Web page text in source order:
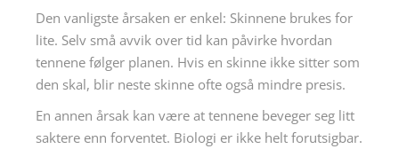
Den vanligste årsaken er enkel: Skinnene brukes for
lite. Selv små avvik over tid kan påvirke hvordan
tennene følger planen. Hvis en skinne ikke sitter som
den skal, blir neste skinne ofte også mindre presis.
En annen årsak kan være at tennene beveger seg litt
saktere enn forventet. Biologi er ikke helt forutsigbar.